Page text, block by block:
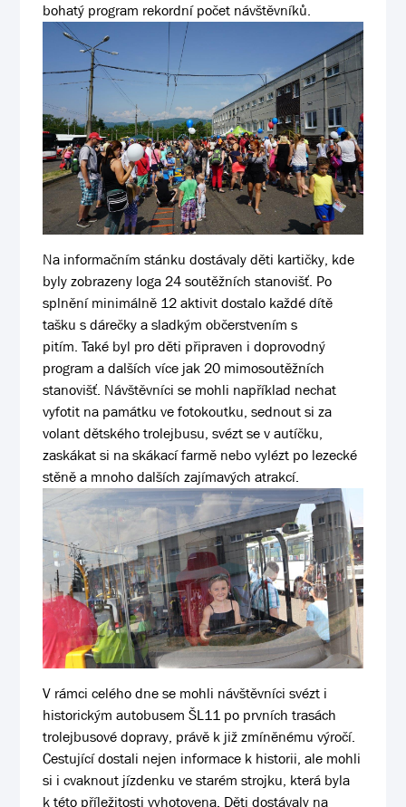
bohatý program rekordní počet návštěvníků.
Na informačním stánku dostávaly děti kartičky, kde
byly zobrazeny loga 24 soutěžních stanovišť. Po
splnění minimálně 12 aktivit dostalo každé dítě
tašku s dárečky a sladkým občerstvením s
pitím. Také byl pro děti připraven i doprovodný
program a dalších více jak 20 mimosoutěžních
stanovišť. Návštěvníci se mohli například nechat
vyfotit na památku ve fotokoutku, sednout si za
volant dětského trolejbusu, svézt se v autíčku,
zaskákat si na skákací farmě nebo vylézt po lezecké
stěně a mnoho dalších zajímavých atrakcí.
V rámci celého dne se mohli návštěvníci svézt i
historickým autobusem ŠL11 po prvních trasách
trolejbusové dopravy, právě k již zmíněnému výročí.
Cestující dostali nejen informace k historii, ale mohli
si i cvaknout jízdenku ve starém strojku, která byla
k této příležitosti vyhotovena. Děti dostávaly na